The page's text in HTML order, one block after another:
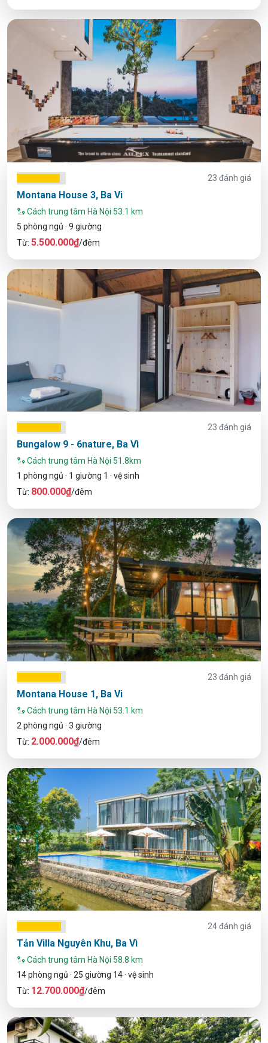
23 đánh giá
Montana House 3, Ba Vi
Cách trung tâm Hà Nội 53.1 km
5 phòng ngủ · 9 giường
Từ: 5.500.000₫/đêm
23 đánh giá
Bungalow 9 - 6nature, Ba Vì
Cách trung tâm Hà Nội 51.8km
1 phòng ngủ · 1 giường 1 · vệ sinh
Từ: 800.000₫/đêm
23 đánh giá
Montana House 1, Ba Vi
Cách trung tâm Hà Nội 53.1 km
2 phòng ngủ · 3 giường
Từ: 2.000.000₫/đêm
24 đánh giá
Tản Villa Nguyên Khu, Ba Vì
Cách trung tâm Hà Nội 58.8 km
14 phòng ngủ · 25 giường 14 · vệ sinh
Từ: 12.700.000₫/đêm